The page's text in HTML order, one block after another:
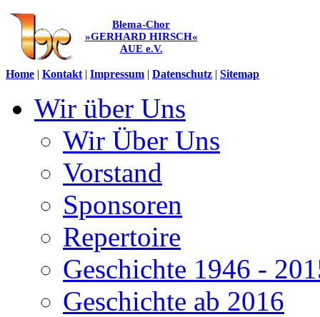
Blema-Chor
»GERHARD HIRSCH«
AUE e.V.
Home | Kontakt | Impressum | Datenschutz | Sitemap
Wir über Uns
Wir Über Uns
Vorstand
Sponsoren
Repertoire
Geschichte 1946 -
Geschichte ab 2016